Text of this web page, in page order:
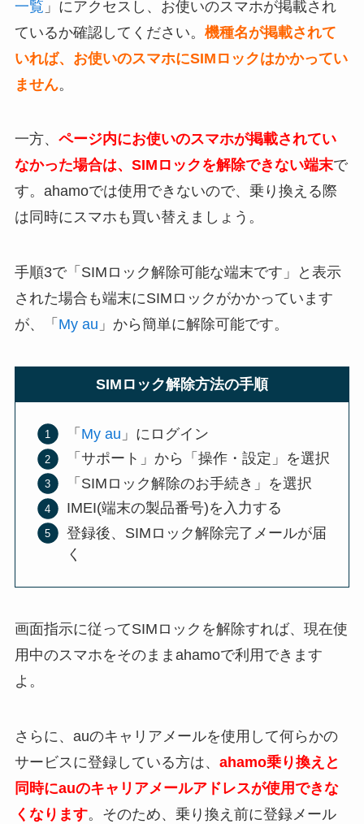
一覧 」にアクセスし、お使いのスマホが掲載され
ているか確認してください。 機種名が掲載されて
いれば、お使いのスマホにSIMロックはかかってい
ません。
一方、 ページ内にお使いのスマホが掲載されてい
なかった場合は、SIMロックを解除できない端末で
す。ahamoでは使用できないので、乗り換える際
は同時にスマホも買い替えましょう。
手順3で「SIMロック解除可能な端末です」と表示
された場合も端末にSIMロックがかかっています
が、「 My au 」から簡単に解除可能です。
SIMロック解除方法の手順
「 My au 」にログイン
「サポート」から「操作・設定」を選択
「SIMロック解除のお手続き」を選択
IMEI(端末の製品番号)を入力する
登録後、SIMロック解除完了メールが届
く
画面指示に従ってSIMロックを解除すれば、現在使
用中のスマホをそのままahamoで利用できます
よ。
さらに、auのキャリアメールを使用して何らかの
サービスに登録している方は、 ahamo乗り換えと
同時にauのキャリアメールアドレスが使用できな
くなります。そのため、乗り換え前に登録メール